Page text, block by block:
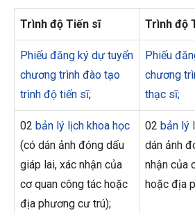
Trình độ Tiến sĩ Trình độ
Phiếu đăng ký dự tuyển
chương trình đào tạo
trình độ tiến sĩ;
Phiếu
chương
thạc sĩ;
02 bản lý lịch khoa học
(có dán ảnh đóng dấu
giáp lai, xác nhận của
cơ quan công tác hoặc
địa phương cư trú);
02 bản lý
dán ảnh
nhận của
hoặc địa